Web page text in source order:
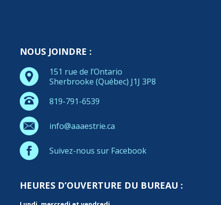
NOUS JOINDRE :
151 rue de l’Ontario
Sherbrooke (Québec) J1J 3P8
819-791-6539
info@aaaestrie.ca
Suivez-nous sur Facebook
HEURES D’OUVERTURE DU BUREAU :